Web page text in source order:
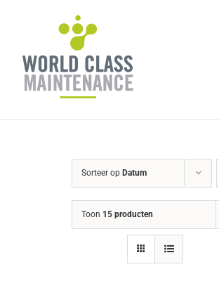
Sorteer op Datum
Toon 15 producten